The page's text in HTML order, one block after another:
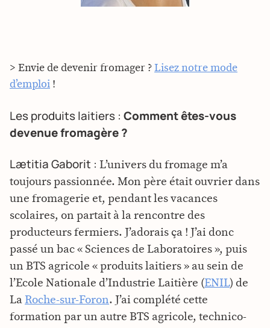
> Envie de devenir fromager ? Lisez notre mode
d’emploi !
Les produits laitiers : Comment êtes-vous
devenue fromagère ?
Lætitia Gaborit : L’univers du fromage m’a
toujours passionnée. Mon père était ouvrier dans
une fromagerie et, pendant les vacances
scolaires, on partait à la rencontre des
producteurs fermiers. J’adorais ça ! J’ai donc
passé un bac « Sciences de Laboratoires », puis
un BTS agricole « produits laitiers » au sein de
l’Ecole Nationale d’Industrie Laitière (ENIL) de
La Roche-sur-Foron. J’ai complété cette
formation par un autre BTS agricole, technico-